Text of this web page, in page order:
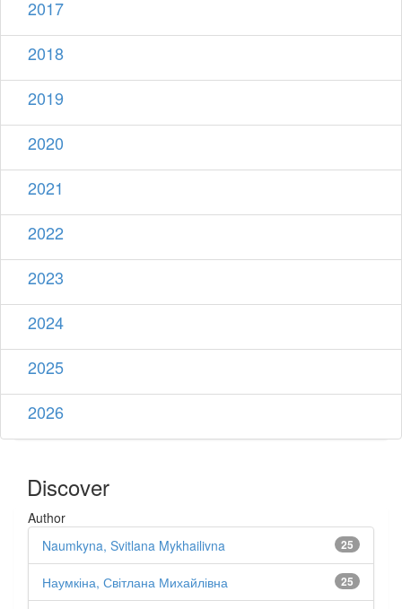
2017
2018
2019
2020
2021
2022
2023
2024
2025
2026
Discover
Author
25
Naumkyna, Svitlana Mykhailivna
25
Наумкіна, Світлана Михайлівна